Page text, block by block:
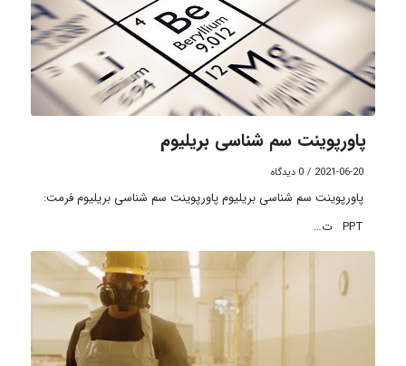
پاورپوینت سم شناسی بریلیوم
2021-06-20
/ 0 دیدگاه
پاورپوینت سم شناسی بریلیوم پاورپوینت سم شناسی بریلیوم فرمت:
PPT ت…